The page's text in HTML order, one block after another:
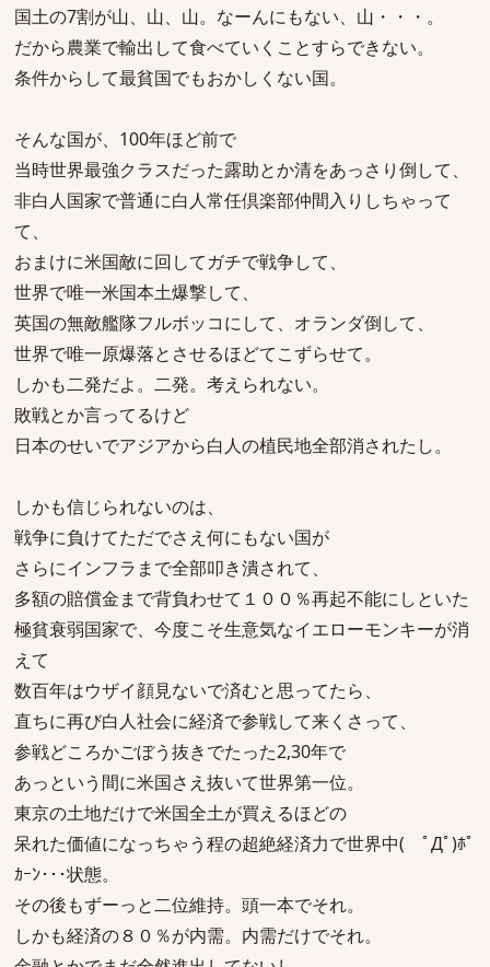
国土の7割が山、山、山。なーんにもない、山・・・。
だから農業で輸出して食べていくことすらできない。
条件からして最貧国でもおかしくない国。
そんな国が、100年ほど前で
当時世界最強クラスだった露助とか清をあっさり倒して、
非白人国家で普通に白人常任倶楽部仲間入りしちゃって
て、
おまけに米国敵に回してガチで戦争して、
世界で唯一米国本土爆撃して、
英国の無敵艦隊フルボッコにして、オランダ倒して、
世界で唯一原爆落とさせるほどてこずらせて。
しかも二発だよ。二発。考えられない。
敗戦とか言ってるけど
日本のせいでアジアから白人の植民地全部消されたし。
しかも信じられないのは、
戦争に負けてただでさえ何にもない国が
さらにインフラまで全部叩き潰されて、
多額の賠償金まで背負わせて１００％再起不能にしといた
極貧衰弱国家で、今度こそ生意気なイエローモンキーが消
えて
数百年はウザイ顔見ないで済むと思ってたら、
直ちに再び白人社会に経済で参戦して来くさって、
参戦どころかごぼう抜きでたった2,30年で
あっという間に米国さえ抜いて世界第一位。
東京の土地だけで米国全土が買えるほどの
呆れた価値になっちゃう程の超絶経済力で世界中( ﾟДﾟ)ﾎﾟ
ｶｰﾝ･･･状態。
その後もずーっと二位維持。頭一本でそれ。
しかも経済の８０％が内需。内需だけでそれ。